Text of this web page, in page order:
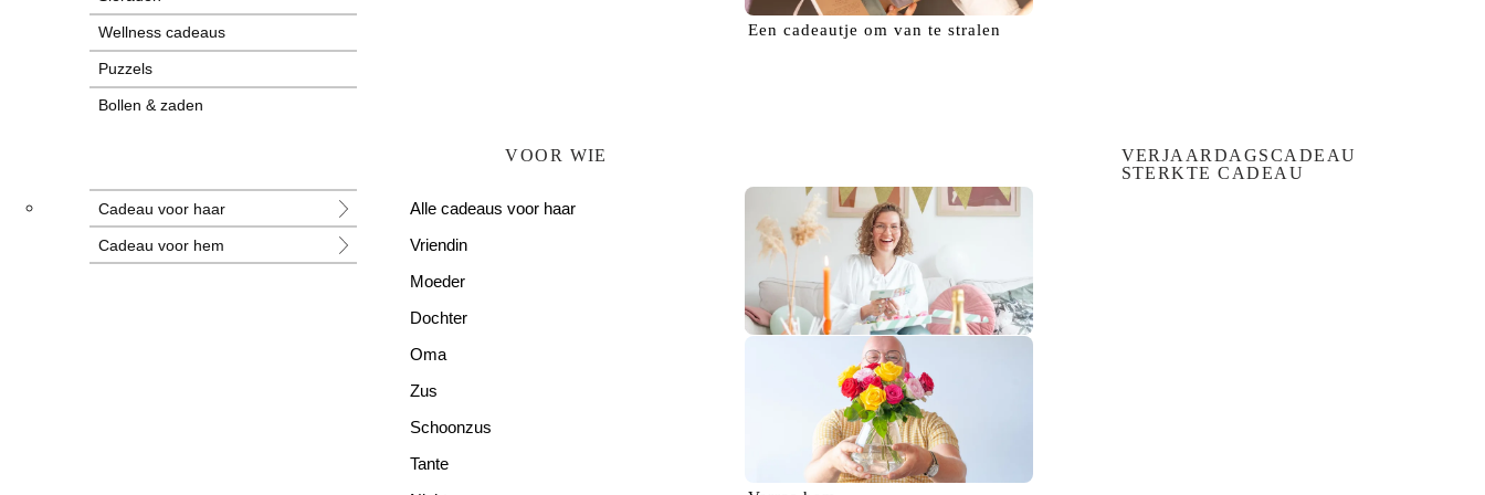
Wellness cadeaus
Puzzels
Bollen & zaden
Nieuwe cadeaus
Alle cadeaus
Eencadeautje om van te stralen
VOOR WIE
Cadeau voor haar
Cadeau voor hem
Alle cadeaus voor haar
Vriendin
Moeder
Dochter
Oma
Zus
Schoonzus
Tante
VERJAARDAGSCADEAU
STERKTE CADEAU